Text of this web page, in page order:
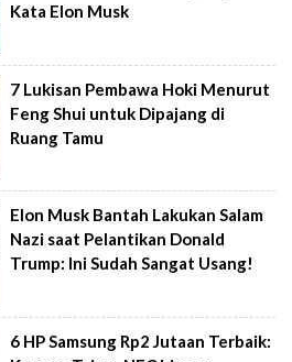
Kata Elon Musk
7 Lukisan Pembawa Hoki Menurut
Feng Shui untuk Dipajang di
Ruang Tamu
Elon Musk Bantah Lakukan Salam
Nazi saat Pelantikan Donald
Trump: Ini Sudah Sangat Usang!
6 HP Samsung Rp2 Jutaan Terbaik: